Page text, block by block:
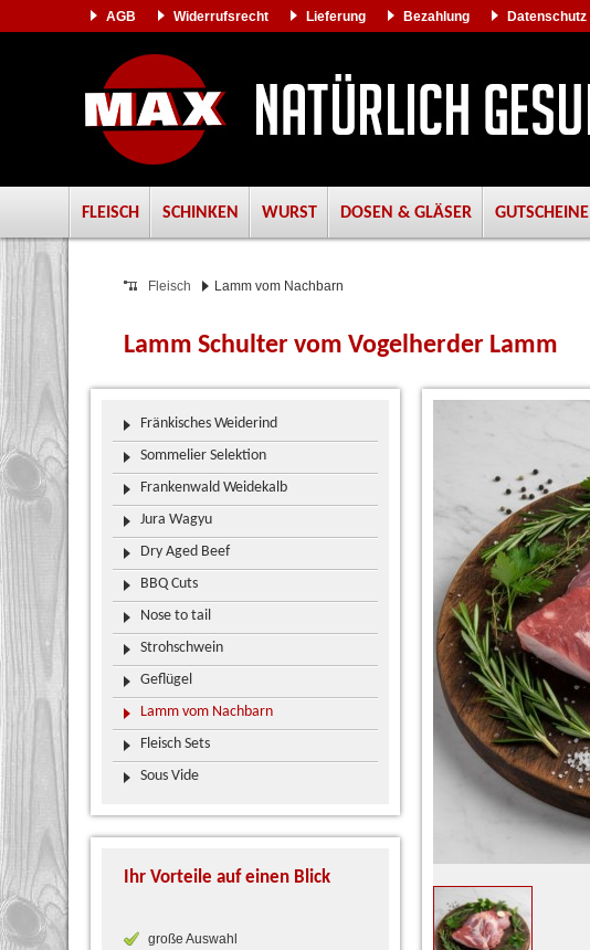
AGB Widerrufsrecht Lieferung Bezahlung Datenschutz
FLEISCH SCHINKEN WURST DOSEN & GLÄSER GUTSCHEINE
Fleisch Lamm vom Nachbarn
Lamm Schulter vom Vogelherder Lamm
Fränkisches Weiderind
Sommelier Selektion
Frankenwald Weidekalb
Jura Wagyu
Dry Aged Beef
BBQ Cuts
Nose to tail
Strohschwein
Geflügel
Lamm vom Nachbarn
Fleisch Sets
Sous Vide
Ihr Vorteile auf einen Blick
große Auswahl